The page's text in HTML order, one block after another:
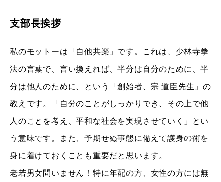
支部長挨拶
私のモットーは「自他共楽」です。これは、少林寺拳
法の言葉で、言い換えれば、半分は自分のために、半
分は他人のために、という「創始者、宗 道臣先生」の
教えです。「自分のことがしっかりでき、その上で他
人のことを考え、平和な社会を実現させていく」とい
う意味です。また、予期せぬ事態に備えて護身の術を
身に着けておくことも重要だと思います。
老若男女問いません！特に年配の方、女性の方には無